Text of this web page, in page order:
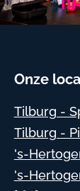
Onze
Tilburg -
Tilburg -
's-
's-